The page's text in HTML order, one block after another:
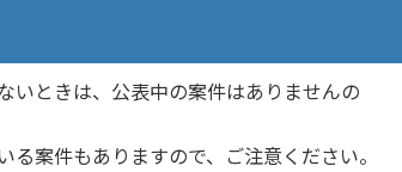
いときは、公表中の案件はありませんの
案件もありますので、ご注意ください。